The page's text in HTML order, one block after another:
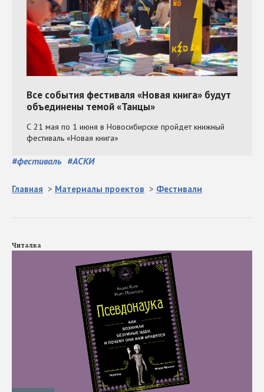
#фестиваль #АСКИ
Главная > Материалы проектов > Фестивали
Читалка